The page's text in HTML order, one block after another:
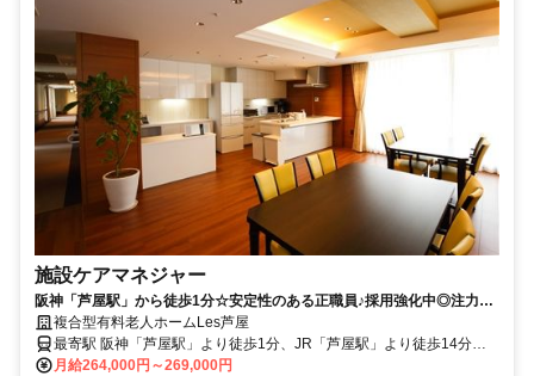
施設ケアマネジャー
阪神「芦屋駅」から徒歩1分☆安定性のある正職員♪採用強化中◎注力採
用中！【ケアマネジャー、正職員、芦屋市、芦屋駅/芦屋川駅、複合型有
料老人ホームLes芦屋】
複合型有料老人ホームLes芦屋
最寄駅 阪神「芦屋駅」より徒歩1分、JR「芦屋駅」より徒歩14分、
阪急「芦屋川駅」より徒歩15分
月給264,000円～269,000円